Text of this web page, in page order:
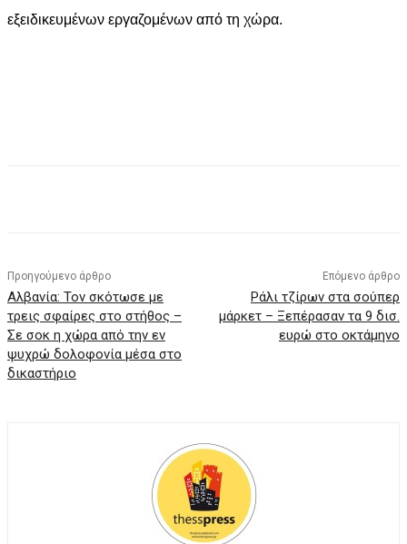
εξειδικευμένων εργαζομένων από τη χώρα.
Προηγούμενο άρθρο
Αλβανία: Τον σκότωσε με
τρεις σφαίρες στο στήθος –
Σε σοκ η χώρα από την εν
ψυχρώ δολοφονία μέσα στο
δικαστήριο
Επόμενο άρθρο
Ράλι τζίρων στα σούπερ
μάρκετ – Ξεπέρασαν τα 9 δισ.
ευρώ στο οκτάμηνο